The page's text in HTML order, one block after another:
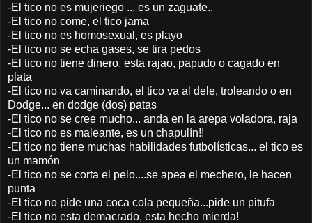
-El tico no es mujeriego ... es un zaguate..
-El tico no come, el tico jama
-El tico no es homosexual, es playo
-El tico no se echa gases, se tira pedos
-El tico no tiene dinero, esta rajao, papudo o cagado en
plata
-El tico no va caminando, el tico va al dele, troleando o en
Dodge... en dodge (dos) patas
-El tico no se cree mucho... anda en la arepa voladora, raja
-El tico no es maleante, es un chapulín!!
-El tico no tiene muchas habilidades futbolísticas... el tico es
un mamón
-El tico no se corta el pelo....se apea el mechero, le hacen
punta
-El tico no pide una coca cola pequeña...pide un pitufa
-El tico no esta demacrado, esta hecho mierda!